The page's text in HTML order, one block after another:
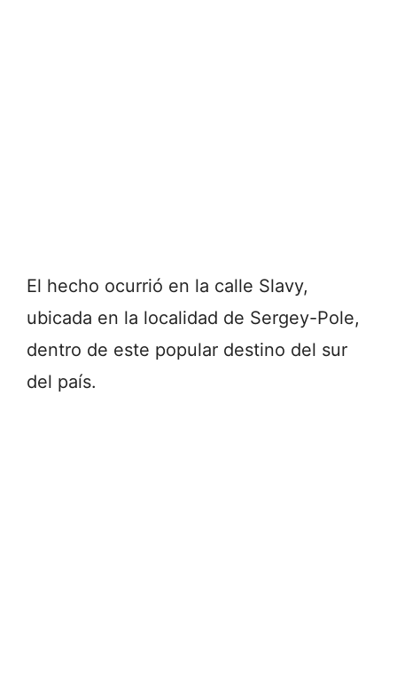
El hecho ocurrió en la calle Slavy,
ubicada en la localidad de Sergey-Pole,
dentro de este popular destino del sur
del país.